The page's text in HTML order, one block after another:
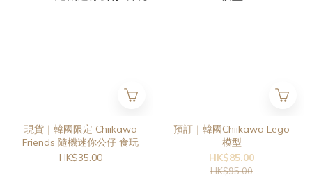
現貨｜韓國限定 Chiikawa
Friends 隨機迷你公仔 食玩
HK$35.00
預訂｜韓國Chiikawa Lego
模型
HK$85.00
HK$95.00